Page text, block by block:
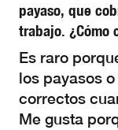
payaso, que
trabajo. ¿Cómo
Es raro
los payasos
correctos
Me gusta